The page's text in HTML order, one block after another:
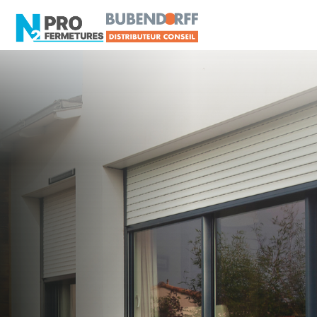
Distributeur en volets
roulants Somfy
Vallet
Artisan, Menuisier, TPE ou PME proche de Vallet
N2PRO Fermetures est votre référent Distributeur
en volets roulants Somfy officiel pour vous